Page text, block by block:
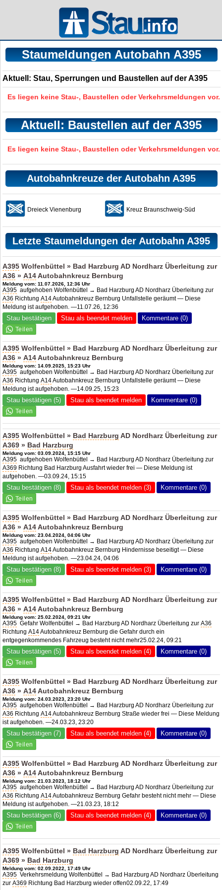
Staumeldungen Autobahn A395
Aktuell: Stau, Sperrungen und Baustellen auf der A395
Es liegen keine Stau-, Baustellen oder Verkehrsmeldungen vor.
Aktuell: Baustellen auf der A395
Es liegen keine Stau-, Baustellen oder Verkehrsmeldungen vor.
Autobahnkreuze der Autobahn A395
Dreieck Vienenburg Kreuz Braunschweig-Süd
Letzte Staumeldungen der Autobahn A395
A395 Wolfenbüttel » Bad Harzburg AD Nordharz Überleitung zur
A36 »A14Autobahnkreuz Bernburg
Meldung vom: 11.07.2026, 12:36 Uhr
A395 aufgehoben Wolfenbüttel → Bad Harzburg AD Nordharz Überleitung zur
A36 RichtungA14Autobahnkreuz Bernburg Unfallstelle geräumt — Diese
Meldung ist aufgehoben. —11.07.26, 12:36
Stau bestätigen Stau als beendet melden Kommentare (0)
A395 Wolfenbüttel » Bad Harzburg AD Nordharz Überleitung zur
A36 »A14Autobahnkreuz Bernburg
Meldung vom: 14.09.2025, 15:23 Uhr
A395 aufgehoben Wolfenbüttel → Bad Harzburg AD Nordharz Überleitung zur
A36 RichtungA14Autobahnkreuz Bernburg Unfallstelle geräumt — Diese
Meldung ist aufgehoben. —14.09.25, 15:23
Stau bestätigen (5) Stau als beendet melden Kommentare (0)
A395 Wolfenbüttel » Bad Harzburg AD Nordharz Überleitung zur
A369 » Bad Harzburg
Meldung vom: 03.09.2024, 15:15 Uhr
A395 aufgehoben Wolfenbüttel → Bad Harzburg AD Nordharz Überleitung zur
A369 Richtung Bad Harzburg Ausfahrt wieder frei — Diese Meldung ist
aufgehoben. —03.09.24, 15:15
Stau bestätigen (8) Stau als beendet melden (3) Kommentare (0)
A395 Wolfenbüttel » Bad Harzburg AD Nordharz Überleitung zur
A36 »A14Autobahnkreuz Bernburg
Meldung vom: 23.04.2024, 04:06 Uhr
A395 aufgehoben Wolfenbüttel → Bad Harzburg AD Nordharz Überleitung zur
A36 RichtungA14Autobahnkreuz Bernburg Hindernisse beseitigt — Diese
Meldung ist aufgehoben. —23.04.24, 04:06
Stau bestätigen (8) Stau als beendet melden (3) Kommentare (0)
A395 Wolfenbüttel » Bad Harzburg AD Nordharz Überleitung zur
A36 »A14Autobahnkreuz Bernburg
Meldung vom: 25.02.2024, 09:21 Uhr
A395 Gefahr Wolfenbüttel → Bad Harzburg AD Nordharz Überleitung zurA36
RichtungA14Autobahnkreuz Bernburg die Gefahr durch ein
entgegenkommendes Fahrzeug besteht nicht mehr25.02.24, 09:21
Stau bestätigen (5) Stau als beendet melden (4) Kommentare (0)
A395 Wolfenbüttel » Bad Harzburg AD Nordharz Überleitung zur
A36 »A14Autobahnkreuz Bernburg
Meldung vom: 24.03.2023, 23:20 Uhr
A395 aufgehoben Wolfenbüttel → Bad Harzburg AD Nordharz Überleitung zur
A36 RichtungA14Autobahnkreuz Bernburg Straße wieder frei — Diese Meldung
ist aufgehoben. —24.03.23, 23:20
Stau bestätigen (7) Stau als beendet melden (4) Kommentare (0)
A395 Wolfenbüttel » Bad Harzburg AD Nordharz Überleitung zur
A36 »A14Autobahnkreuz Bernburg
Meldung vom: 21.03.2023, 18:12 Uhr
A395 aufgehoben Wolfenbüttel → Bad Harzburg AD Nordharz Überleitung zur
A36 RichtungA14Autobahnkreuz Bernburg Gefahr besteht nicht mehr — Diese
Meldung ist aufgehoben. —21.03.23, 18:12
Stau bestätigen (6) Stau als beendet melden (4) Kommentare (0)
A395 Wolfenbüttel » Bad Harzburg AD Nordharz Überleitung zur
A369 » Bad Harzburg
Meldung vom: 02.09.2022, 17:49 Uhr
A395 Verkehrsmeldung Wolfenbüttel → Bad Harzburg AD Nordharz Überleitung
zurA369 Richtung Bad Harzburg wieder offen02.09.22, 17:49